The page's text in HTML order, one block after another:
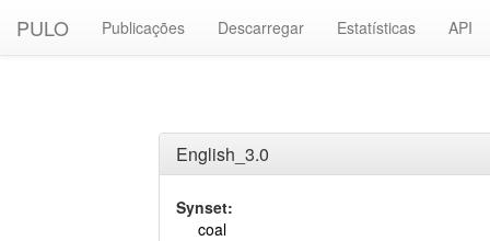
PULO Publicações Descarregar Estatísticas API
English_3.0
Synset:
coal